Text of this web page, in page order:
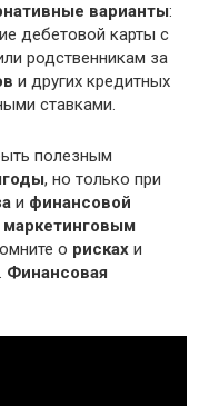
варианты:
дебетовой карты с
родственникам за
и других кредитных
ставками.
полезным
, но только при
и финансовой
маркетинговым
о рисках и
. Финансовая